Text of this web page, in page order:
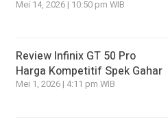
Mei 14, 2026 | 10:50 pm WIB
Review Infinix GT 50 Pro
Harga Kompetitif Spek Gahar
Mei 1, 2026 | 4:11 pm WIB